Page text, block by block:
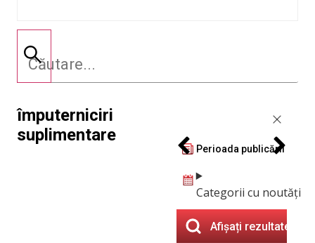
împuterniciri
suplimentare
Perioada publicării
Categorii cu noutăți
Afișați rezultatele